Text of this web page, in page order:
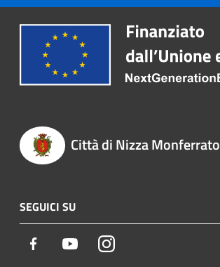
Città di Nizza Monferrato
SEGUICI SU
Facebook YoutubeInstagram